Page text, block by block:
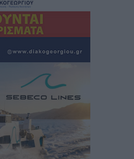
– Πάνω από 1 εκατ.
των
περιόδου